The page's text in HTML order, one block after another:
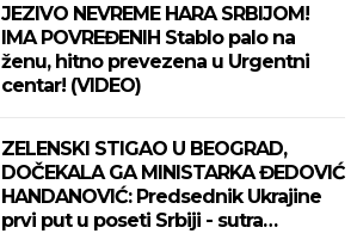
JEZIVO NEVREME HARA SRBIJOM!
IMA POVREĐENIH Stablo palo na
ženu, hitno prevezena u Urgentni
centar! (VIDEO)
ZELENSKI STIGAO U BEOGRAD,
DOČEKALA GA MINISTARKA ĐEDOVIĆ
HANDANOVIĆ: Predsednik Ukrajine
prvi put u poseti Srbiji - sutra